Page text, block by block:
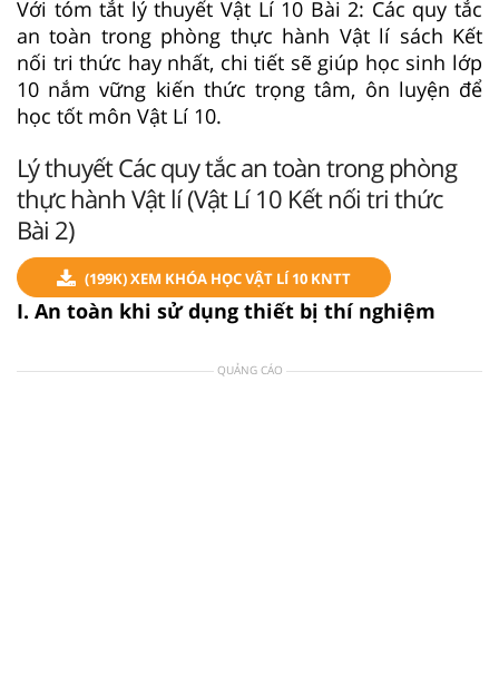
Với tóm tắt lý thuyết Vật Lí 10 Bài 2: Các quy tắc
an toàn trong phòng thực hành Vật lí sách Kết
nối tri thức hay nhất, chi tiết sẽ giúp học sinh lớp
10 nắm vững kiến thức trọng tâm, ôn luyện để
học tốt môn Vật Lí 10.
Lý thuyết Các quy tắc an toàn trong phòng
thực hành Vật lí (Vật Lí 10 Kết nối tri thức
Bài 2)
(199K) XEM KHÓA HỌC VẬT LÍ 10 KNTT
I. An toàn khi sử dụng thiết bị thí nghiệm
QUẢNG CÁO